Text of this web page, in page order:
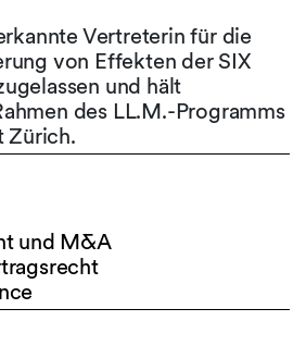
Vertreterin für die
von Effekten der SIX
und hält
des LL.M.-Programms
Zürich.
und M&A